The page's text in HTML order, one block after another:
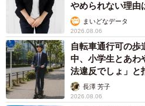
やめられない理由
まいどなデータ
2026.08.06
自転車通行可の
中、小学生とあ
法違反でしょ」と
説】長澤 芳子
2026.08.06